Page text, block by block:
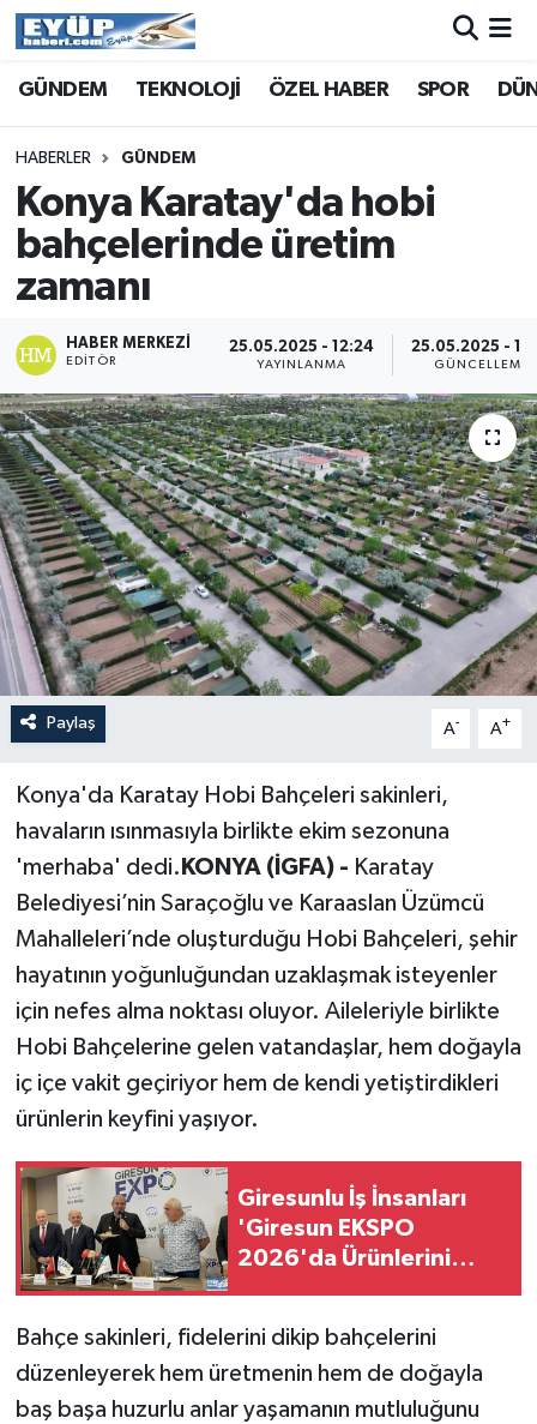
GÜNDEM TEKNOLOJİ ÖZEL HABER SPOR
HABERLER GÜNDEM
Konya Karatay'da hobi
bahçelerinde üretim
zamanı
HABER MERKEZI
EDITÖR
25.05.2025 - 12:24
YAYINLANMA
25.05.2025 -
GÜNCELLEME
Paylaş A- A+
Konya'da Karatay Hobi Bahçeleri sakinleri,
havaların ısınmasıyla birlikte ekim sezonuna
'merhaba' dedi. KONYA (İGFA) - Karatay
Belediyesi’nin Saraçoğlu ve Karaaslan Üzümcü
Mahalleleri’nde oluşturduğu Hobi Bahçeleri, şehir
hayatının yoğunluğundan uzaklaşmak isteyenler
için nefes alma noktası oluyor. Aileleriyle birlikte
Hobi Bahçelerine gelen vatandaşlar, hem doğayla
iç içe vakit geçiriyor hem de kendi yetiştirdikleri
ürünlerin keyfini yaşıyor.
Giresunlu İş İnsanları
'Giresun EKSPO
2026'da Ürünlerini
Bahçe sakinleri, fidelerini dikip bahçelerini
düzenleyerek hem üretmenin hem de doğayla
baş başa huzurlu anlar yaşamanın mutluluğunu